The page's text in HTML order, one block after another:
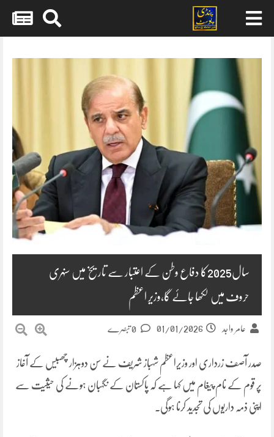
content
سال2025کا دفاع وطن کے اعتبار سے تاریخ میں سنہری
حروف میں لکھا جائے گا،وزیر اعظم
عامر واجد 01/01/2026
صدر آصف زرداری اور وزیراعظم شہباز شریف نے سن دوہزار چھبیس کے آغاز
پر قوم کے نام پیغام میں کہا ہے کہ پاکستان کے نگہبان ہونے کی حیثیت سے
اپنی ذمہ داریوں کی تجدید کرنا ہوگی۔